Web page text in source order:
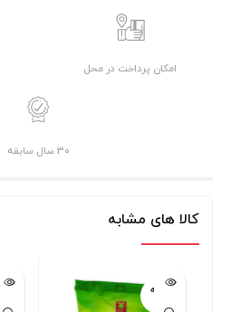
امکان پرداخت در محل
30 سال سابقه
کالا های مشابه
فروخته